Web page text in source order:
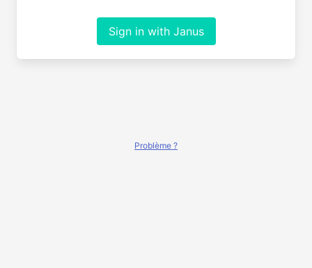
Sign in with Janus
Problème ?